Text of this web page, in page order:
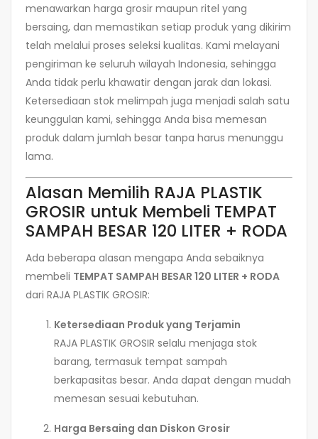
menawarkan harga grosir maupun ritel yang
bersaing, dan memastikan setiap produk yang dikirim
telah melalui proses seleksi kualitas. Kami melayani
pengiriman ke seluruh wilayah Indonesia, sehingga
Anda tidak perlu khawatir dengan jarak dan lokasi.
Ketersediaan stok melimpah juga menjadi salah satu
keunggulan kami, sehingga Anda bisa memesan
produk dalam jumlah besar tanpa harus menunggu
lama.
Alasan Memilih RAJA PLASTIK
GROSIR untuk Membeli TEMPAT
SAMPAH BESAR 120 LITER + RODA
Ada beberapa alasan mengapa Anda sebaiknya
membeli TEMPAT SAMPAH BESAR 120 LITER + RODA
dari RAJA PLASTIK GROSIR:
Ketersediaan Produk yang Terjamin
RAJA PLASTIK GROSIR selalu menjaga stok
barang, termasuk tempat sampah
berkapasitas besar. Anda dapat dengan mudah
memesan sesuai kebutuhan.
Harga Bersaing dan Diskon Grosir